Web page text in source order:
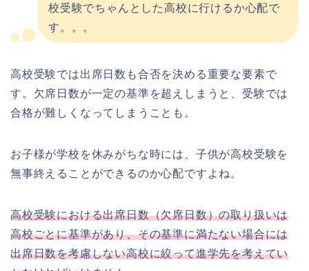
校受験でちゃんとした高校に行けるか心配で
す。。。
高校受験では出席日数も合否を決める重要な要素で
す。欠席日数が一定の基準を超えしまうと、受験では
合格が難しくなってしまうことも。
お子様が学校を休みがちな時には、子供が高校受験を
無事終えることができるのか心配ですよね。
高校受験における出席日数（欠席日数）の取り扱いは
高校ごとに基準があり、その基準に満たない場合には
出席日数を考慮しない高校に絞って進学先を考えてい